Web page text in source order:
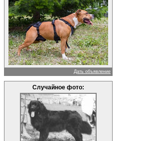
Дать объявление
Случайное фото: